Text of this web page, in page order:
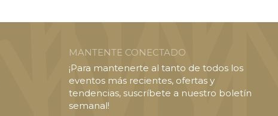
MANTENTE CONECTADO
¡Para mantenerte al tanto de todos los
eventos más recientes, ofertas y
tendencias, suscríbete a nuestro boletín
semanal!